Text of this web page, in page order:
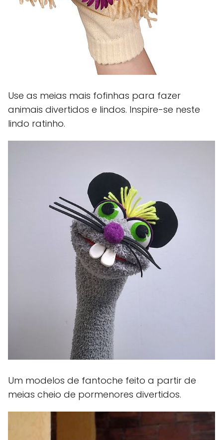
Use as meias mais fofinhas para fazer
animais divertidos e lindos. Inspire-se neste
lindo ratinho.
Um modelos de fantoche feito a partir de
meias cheio de pormenores divertidos.